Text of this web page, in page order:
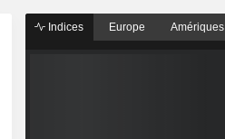
Indices Europe Amériques